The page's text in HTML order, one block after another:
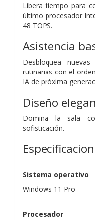
Libera tiempo para
último procesador
48 TOPS.
Asistencia
Desbloquea
rutinarias con el
IA de próxima
Diseño
Domina la sala
sofisticación.
Sistema operativo
Windows 11 Pro
Procesador